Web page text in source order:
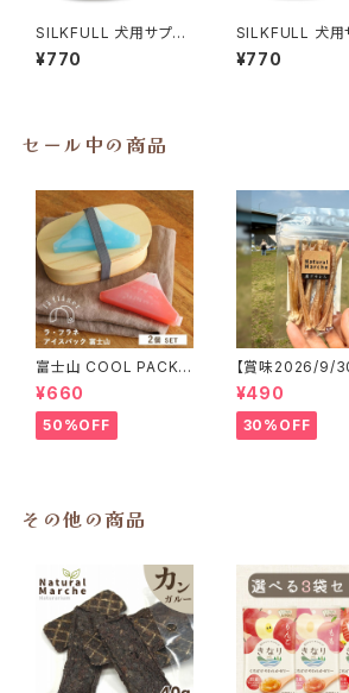
SILKFULL 犬用サプリ
おやつ【口内ケア (マヌ
カハニー)】シルクフル
¥770
SILKFULL 犬用
おやつ【皮膚被
(クランベリー)】
¥770
セール中の商品
富士山 COOL PACK
保冷剤 2個セット ひん
やり雑貨 アイスパックla
flaner ラフラネ
¥660
50%OFF
【賞味2026/9/
こっと「鹿アキレ
エ鹿 おやつ
¥490
30%OFF
その他の商品